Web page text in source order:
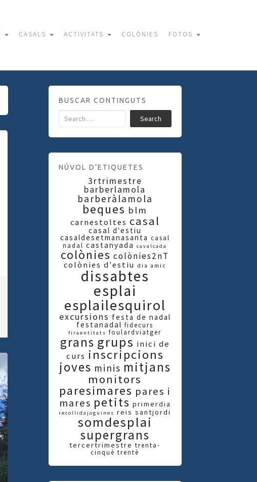
CASALS ACTIVITATS COLÒNIES FOTOS
BUSCAR CONTINGUTS
Search
NÚVOL D’ETIQUETES
3rtrimestre
barberlamola
barberàlamola
beques blm
carnestoltes casal
casal d'estiu
casaldesetmanasanta casal
nadal castanyada cavalcada
colònies colònies2nT
colònies d'estiu dia amic
dissabtes
esplai
esplailesquirol
excursions festa de nadal
festanadal fidecurs
firaentitats foulardviatger
grans grups inici de
curs inscripcions
joves minis mitjans
monitors
paresimares pares i
mares petits primerdia
recollidajoguines reis santjordi
somdesplai
supergrans
tercertrimestre trenta-
cinquè trentè